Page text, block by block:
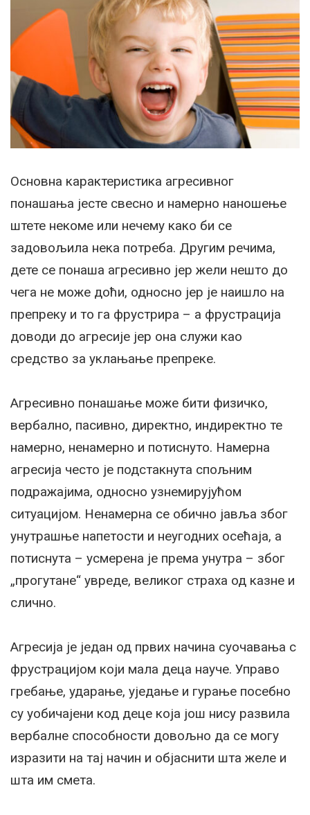
Основна карактеристика агресивног
понашања јесте свесно и намерно наношење
штете некоме или нечему како би се
задовољила нека потреба. Другим речима,
дете се понаша агресивно јер жели нешто до
чега не може доћи, односно јер је наишло на
препреку и то га фрустрира – а фрустрација
доводи до агресије јер она служи као
средство за уклањање препреке.
Агресивно понашање може бити физичко,
вербално, пасивно, директно, индиректно те
намерно, ненамерно и потиснуто. Намерна
агресија често је подстакнута спољним
подражајима, односно узнемирујућом
ситуацијом. Ненамерна се обично јавља због
унутрашње напетости и неугодних осећаја, а
потиснута – усмерена је према унутра – због
„прогутане“ увреде, великог страха од казне и
слично.
Агресија је један од првих начина суочавања с
фрустрацијом који мала деца науче. Управо
гребање, ударање, уједање и гурање посебно
су уобичајени код деце која још нису развила
вербалне способности довољно да се могу
изразити на тај начин и објаснити шта желе и
шта им смета.